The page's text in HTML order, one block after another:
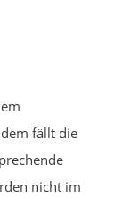
fällt die
nicht im